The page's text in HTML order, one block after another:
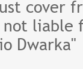
cover
Dwarka"